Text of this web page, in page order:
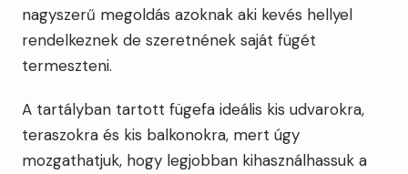
nagyszerű megoldás azoknak aki kevés hellyel
rendelkeznek de szeretnének saját fügét
termeszteni.
A tartályban tartott fügefa ideális kis udvarokra,
teraszokra és kis balkonokra, mert úgy
mozgathatjuk, hogy legjobban kihasználhassuk a